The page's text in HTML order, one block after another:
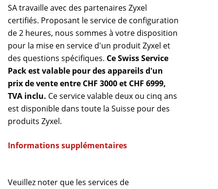
SA travaille avec des partenaires Zyxel
certifiés. Proposant le service de configuration
de 2 heures, nous sommes à votre disposition
pour la mise en service d'un produit Zyxel et
des questions spécifiques. Ce Swiss Service
Pack est valable pour des appareils d'un
prix de vente entre CHF 3000 et CHF 6999,
TVA inclu. Ce service valable deux ou cinq ans
est disponible dans toute la Suisse pour des
produits Zyxel.
Informations supplémentaires
Veuillez noter que les services de